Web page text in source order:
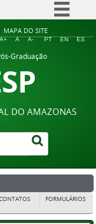
Simplifique!
à informação
MAPA DO SITE
A+ A A- PT EN ES
Graduação
DO AMAZONAS
FORMULÁRIOS